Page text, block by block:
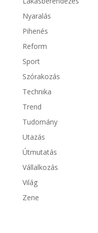
Nyaralás
Pihenés
Reform
Sport
Szórakozás
Technika
Trend
Tudomány
Utazás
Útmutatás
Vállalkozás
Világ
Zene